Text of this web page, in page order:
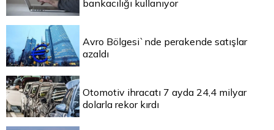
bankacılığı kullanıyor
Avro Bölgesi`nde perakende satışlar
azaldı
Otomotiv ihracatı 7 ayda 24,4 milyar
dolarla rekor kırdı